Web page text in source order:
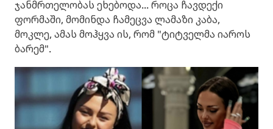
ჯანმრთელობას ეხებოდა... როცა ჩავდექი
ფორმაში, მომინდა ჩამეცვა ლამაზი კაბა,
მოკლე, ამას მოჰყვა ის, რომ "ტიტველმა იაროს
ბარემ".